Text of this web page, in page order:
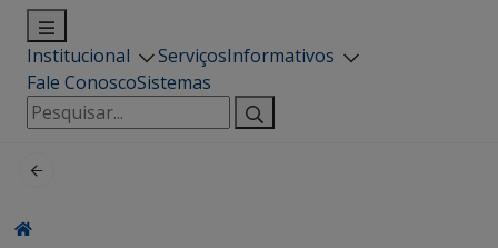
Institucional ServiçosInformativos
Fale ConoscoSistemas
Pesquisar
por: